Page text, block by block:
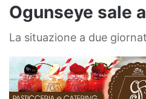
Ogunseye sale
La situazione a due